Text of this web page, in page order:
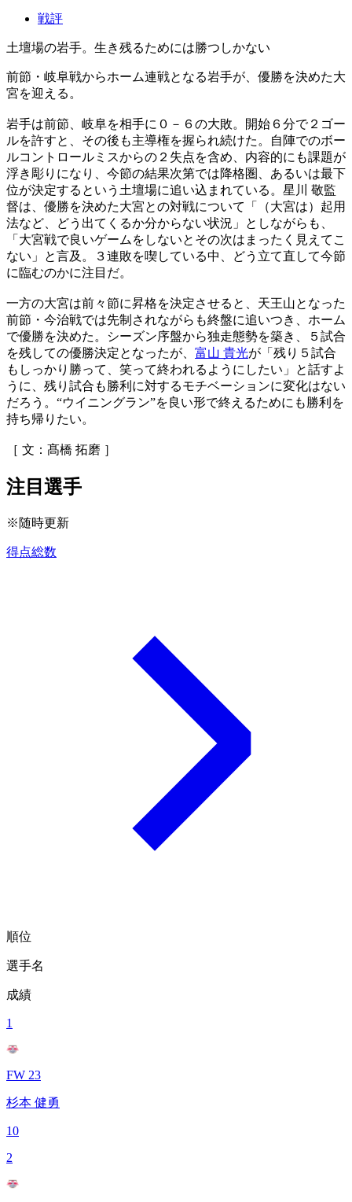
戦評
土壇場の岩手。生き残るためには勝つしかない
前節・岐阜戦からホーム連戦となる岩手が、優勝を決めた大
宮を迎える。
岩手は前節、岐阜を相手に０－６の大敗。開始６分で２ゴー
ルを許すと、その後も主導権を握られ続けた。自陣でのボー
ルコントロールミスからの２失点を含め、内容的にも課題が
浮き彫りになり、今節の結果次第では降格圏、あるいは最下
位が決定するという土壇場に追い込まれている。星川 敬監
督は、優勝を決めた大宮との対戦について「（大宮は）起用
法など、どう出てくるか分からない状況」としながらも、
「大宮戦で良いゲームをしないとその次はまったく見えてこ
ない」と言及。３連敗を喫している中、どう立て直して今節
に臨むのかに注目だ。
一方の大宮は前々節に昇格を決定させると、天王山となった
前節・今治戦では先制されながらも終盤に追いつき、ホーム
で優勝を決めた。シーズン序盤から独走態勢を築き、５試合
を残しての優勝決定となったが、 富山 貴光が「残り５試合
もしっかり勝って、笑って終われるようにしたい」と話すよ
うに、残り試合も勝利に対するモチベーションに変化はない
だろう。“ウイニングラン”を良い形で終えるためにも勝利を
持ち帰りたい。
［ 文：髙橋 拓磨 ］
注目選手
※随時更新
得点総数
順位
選手名
成績
1
FW 23
杉本 健勇
10
2